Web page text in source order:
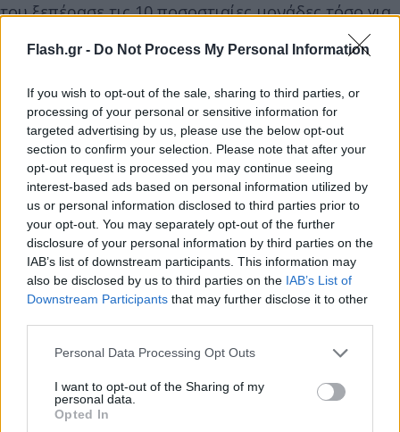
Flash.gr - Do Not Process My Personal Information
If you wish to opt-out of the sale, sharing to third parties, or
processing of your personal or sensitive information for
targeted advertising by us, please use the below opt-out
section to confirm your selection. Please note that after your
opt-out request is processed you may continue seeing
interest-based ads based on personal information utilized by
us or personal information disclosed to third parties prior to
your opt-out. You may separately opt-out of the further
disclosure of your personal information by third parties on the
IAB’s list of downstream participants. This information may
also be disclosed by us to third parties on the IAB’s List of
Downstream Participants that may further disclose it to other
Please note that this website/app uses one or more Google
not limited to your visit or usage behaviour. You may click to
grant or deny consent to Google and its third-party tags to
use your data for below specified purposes in below Google
Personal Data Processing Opt Outs
I want to opt-out of the Sharing of my
personal data.
Opted In
του ξεπέρασε τις 10 ποσοστιαίες μονάδες τόσο για
τα συμβόλαια μελλοντικής παράδοσης ολλανδικού
φυσικού αερίου όσο και για τα αντίστοιχα
βρετανικά με την μηναία αύξηση να… τρομάζει.
Σύμφωνα με όσα έχουν γίνει γνωστά το TTF Gas
(ευρωπαϊκό) έκλεισε με αύξηση 13,19%, η οποία
σημαίνει σε ημερήσια άνοδο 23,3 ευρώ η
Μεγαβατώρα και την τιμή του να διαμορφώνεται
στα 199,92 ευρώ η Μεγαβατώρα.
Με βάση του υπολογισμούς η μηναία αύξηση της
τιμής του φυσικού αερίου φτάνει στο 65,31% και η
Από την άλλη το UK Gas (βρετανικό) έκλεισε
σήμερα με αύξηση 17,32%. Αυτό σημαίνει 55,5